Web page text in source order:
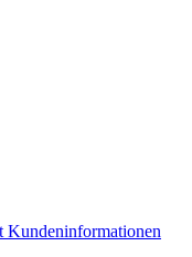
Kundeninformationen